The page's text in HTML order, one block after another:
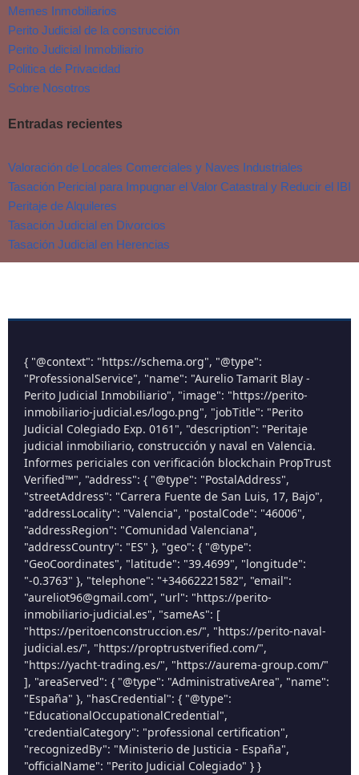
Memes Inmobiliarios
Perito Judicial de la construcción
Perito Judicial Inmobiliario
Politica de Privacidad
Sobre Nosotros
Entradas recientes
Valoración de Locales Comerciales y Naves Industriales
Tasación Pericial para Impugnar el Valor Catastral y Reducir el IBI
Peritaje de Alquileres
Tasación Judicial en Divorcios
Tasación Judicial en Herencias
{ "@context": "https://schema.org", "@type":
"ProfessionalService", "name": "Aurelio Tamarit Blay -
Perito Judicial Inmobiliario", "image": "https://perito-
inmobiliario-judicial.es/logo.png", "jobTitle": "Perito
Judicial Colegiado Exp. 0161", "description": "Peritaje
judicial inmobiliario, construcción y naval en Valencia.
Informes periciales con verificación blockchain PropTrust
Verified™", "address": { "@type": "PostalAddress",
"streetAddress": "Carrera Fuente de San Luis, 17, Bajo",
"addressLocality": "Valencia", "postalCode": "46006",
"addressRegion": "Comunidad Valenciana",
"addressCountry": "ES" }, "geo": { "@type":
"GeoCoordinates", "latitude": "39.4699", "longitude":
"-0.3763" }, "telephone": "+34662221582", "email":
"aureliot96@gmail.com", "url": "https://perito-
inmobiliario-judicial.es", "sameAs": [
"https://peritoenconstruccion.es/", "https://perito-naval-
judicial.es/", "https://proptrustverified.com/",
"https://yacht-trading.es/", "https://aurema-group.com/"
], "areaServed": { "@type": "AdministrativeArea", "name":
"España" }, "hasCredential": { "@type":
"EducationalOccupationalCredential",
"credentialCategory": "professional certification",
"recognizedBy": "Ministerio de Justicia - España",
"officialName": "Perito Judicial Colegiado" } }